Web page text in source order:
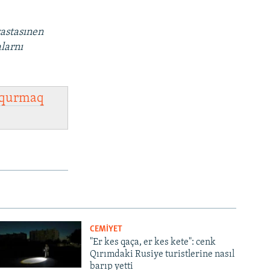
CEMİYET
"Er kes qaça, er kes kete": cenk
Qırımdaki Rusiye turistlerine nasıl
barıp yetti